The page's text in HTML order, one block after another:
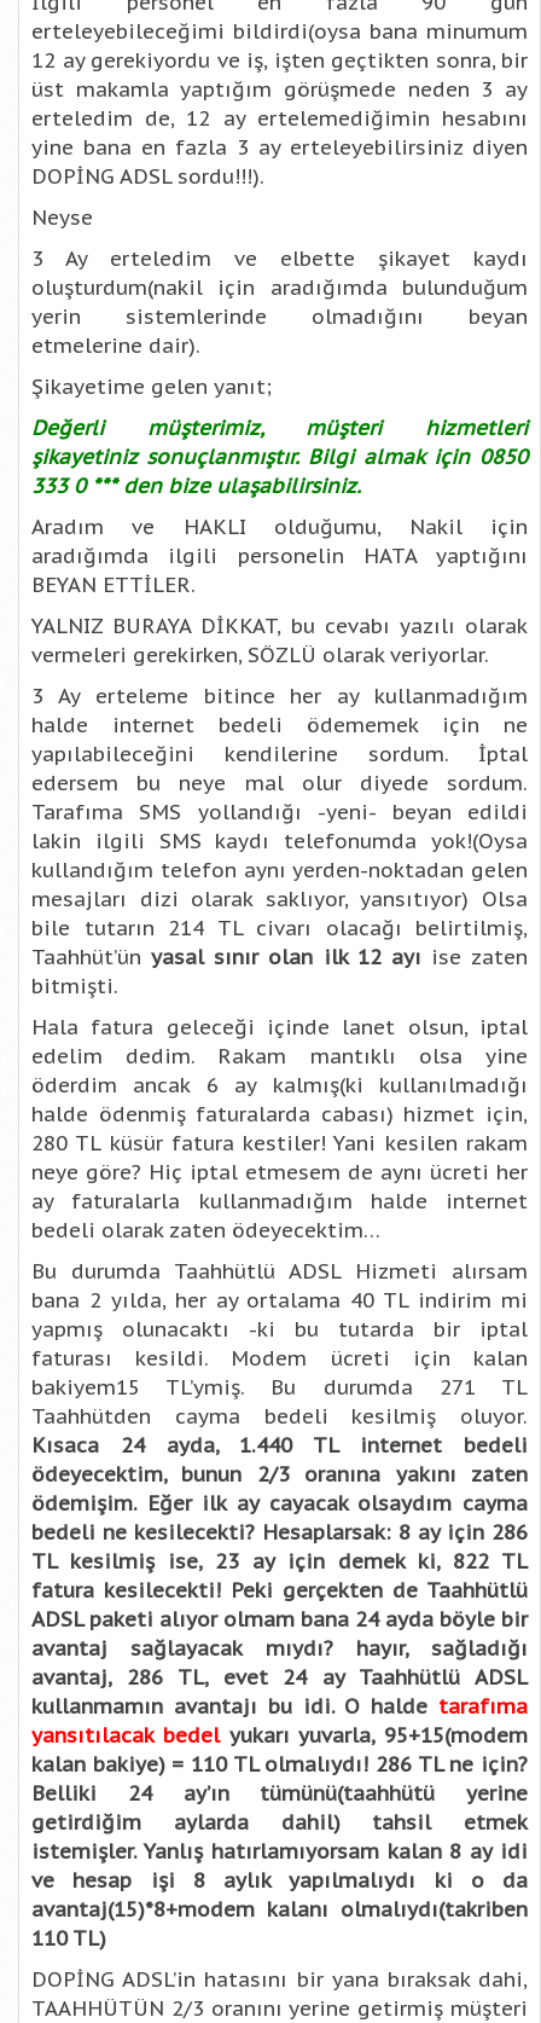
erteleyebileceğimi bildirdi(oysa bana minumum
12 ay gerekiyordu ve iş, işten geçtikten sonra, bir
üst makamla yaptığım görüşmede neden 3 ay
erteledim de, 12 ay ertelemediğimin hesabını
yine bana en fazla 3 ay erteleyebilirsiniz diyen
DOPİNG ADSL sordu!!!).
Neyse
3 Ay erteledim ve elbette şikayet kaydı
oluşturdum(nakil için aradığımda bulunduğum
yerin sistemlerinde olmadığını beyan
etmelerine dair).
Şikayetime gelen yanıt;
Değerli müşterimiz, müşteri hizmetleri
şikayetiniz sonuçlanmıştır. Bilgi almak için 0850
333 0 *** den bize ulaşabilirsiniz.
Aradım ve HAKLI olduğumu, Nakil için
aradığımda ilgili personelin HATA yaptığını
BEYAN ETTİLER.
YALNIZ BURAYA DİKKAT, bu cevabı yazılı olarak
vermeleri gerekirken, SÖZLÜ olarak veriyorlar.
3 Ay erteleme bitince her ay kullanmadığım
halde internet bedeli ödememek için ne
yapılabileceğini kendilerine sordum. İptal
edersem bu neye mal olur diyede sordum.
Tarafıma SMS yollandığı -yeni- beyan edildi
lakin ilgili SMS kaydı telefonumda yok!(Oysa
kullandığım telefon aynı yerden-noktadan gelen
mesajları dizi olarak saklıyor, yansıtıyor) Olsa
bile tutarın 214 TL civarı olacağı belirtilmiş,
Taahhüt’ünyasal sınır olan ilk 12 ayı ise zaten
bitmişti.
Hala fatura geleceği içinde lanet olsun, iptal
edelim dedim. Rakam mantıklı olsa yine
öderdim ancak 6 ay kalmış(ki kullanılmadığı
halde ödenmiş faturalarda cabası) hizmet için,
280 TL küsür fatura kestiler! Yani kesilen rakam
neye göre? Hiç iptal etmesem de aynı ücreti her
ay faturalarla kullanmadığım halde internet
bedeli olarak zaten ödeyecektim…
Bu durumda Taahhütlü ADSL Hizmeti alırsam
bana 2 yılda, her ay ortalama 40 TL indirim mi
yapmış olunacaktı -ki bu tutarda bir iptal
faturası kesildi. Modem ücreti için kalan
bakiyem15 TL’ymiş. Bu durumda 271 TL
Taahhütden cayma bedeli kesilmiş oluyor.
Kısaca 24 ayda, 1.440 TL internet bedeli
ödeyecektim, bunun 2/3 oranına yakını zaten
ödemişim. Eğer ilk ay cayacak olsaydım cayma
bedeli ne kesilecekti? Hesaplarsak: 8 ay için 286
TL kesilmiş ise, 23 ay için demek ki, 822 TL
fatura kesilecekti! Peki gerçekten de Taahhütlü
ADSL paketi alıyor olmam bana 24 ayda böyle bir
avantaj sağlayacak mıydı? hayır, sağladığı
avantaj, 286 TL, evet 24 ay Taahhütlü ADSL
kullanmamın avantajı bu idi. O halde tarafıma
yansıtılacak bedelyukarı yuvarla, 95+15(modem
kalan bakiye) = 110 TL olmalıydı! 286 TL ne için?
Belliki 24 ay’ın tümünü(taahhütü yerine
getirdiğim aylarda dahil) tahsil etmek
istemişler. Yanlış hatırlamıyorsam kalan 8 ay idi
ve hesap işi 8 aylık yapılmalıydı ki o da
avantaj(15)*8+modem kalanı olmalıydı(takriben
110 TL)
DOPİNG ADSL’in hatasını bir yana bıraksak dahi,
TAAHHÜTÜN 2/3 oranını yerine getirmiş müşteri